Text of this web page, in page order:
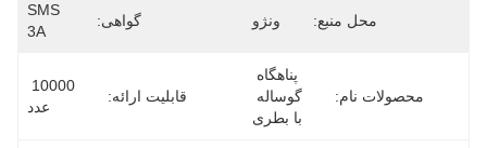
محل منبع: ونژو گواهی:
SMS
3A
محصولات نام:
با بطری
قابلیت ارائه:
عدد